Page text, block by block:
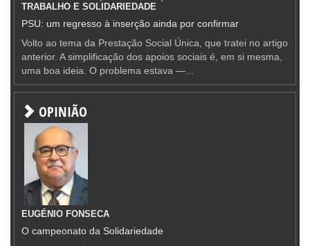
TRABALHO E SOLIDARIEDADE
PSU: um regresso à inserção ainda por confirmar
Volto ao tema da Prestação Social Única, que tratei no artigo
anterior. A simplificação dos apoios sociais é, em si mesma,
uma boa ideia. O problema estava —...
OPINIÃO
EUGÉNIO FONSECA
O campeonato da Solidariedade